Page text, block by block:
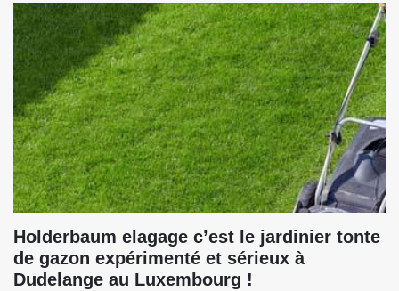
Holderbaum elagage c’est le jardinier tonte
de gazon expérimenté et sérieux à
Dudelange au Luxembourg !